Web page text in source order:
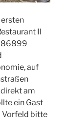
Il
86899
auf
am
ein Gast
Vorfeld bitte